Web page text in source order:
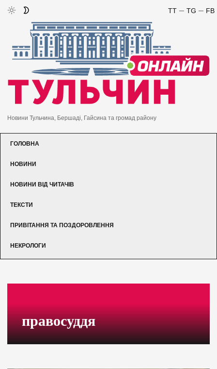
FB
TG
TT
Новини Тульчина, Бершаді, Гайсина та громад району
ГОЛОВНА
НОВИНИ
НОВИНИ ВІД ЧИТАЧІВ
ТЕКСТИ
ПРИВІТАННЯ ТА ПОЗДОРОВЛЕННЯ
НЕКРОЛОГИ
правосуддя